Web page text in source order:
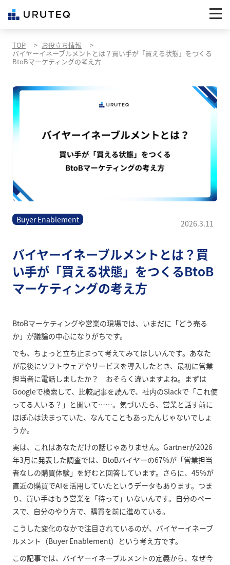
TOP
お役立ち情報
バイヤーイネーブルメントとは？買い手が「買える状態」をつくる
BtoBマーケティングの考え方
Buyer Enablement 2026.3.11
バイヤーイネーブルメントとは？買
い手が「買える状態」をつくるBtoB
マーケティングの考え方
BtoBマーケティングや営業の現場では、いまだに「どう売る
か」が議論の中心になりがちです。
でも、ちょっと立ち止まって考えてみてほしいんです。あなた
が最後にソフトウェアやサービスを導入したとき、最初に営業
担当者に電話しましたか？ おそらく違いますよね。まずは
Googleで検索して、比較記事を読んで、社内のSlackで「これ使
ってる人いる？」と聞いて……。気づいたら、営業と話す前に
ほぼ心は決まっていた、なんてこともあったんじゃないでしょ
うか。
実は、これはあなただけの話じゃありません。Gartnerが2026
年3月に発表した調査では、BtoBバイヤーの67%が「営業担当
者なしの購買体験」を好むと回答しています。さらに、45%が
直近の購買でAIを活用していたというデータもあります。つま
り、買い手はもう営業を「待って」いないんです。自分のペー
スで、自分のやり方で、購買を前に進めている。
こうした変化のなかで注目されているのが、バイヤーイネーブ
ルメント（Buyer Enablement）という考え方です。
この記事では、バイヤーイネーブルメントの定義から、なぜ今